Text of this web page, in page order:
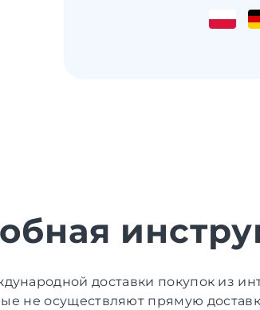
доставки покупок из
не осуществляют прямую